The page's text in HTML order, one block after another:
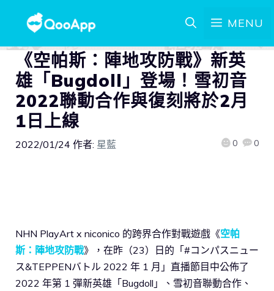
MENU
《空帕斯：陣地攻防戰》新英
雄「Bugdoll」登場！雪初音
2022聯動合作與復刻將於2月
1日上線
2022/01/24 作者: 星藍 0 0
NHN PlayArt x niconico 的跨界合作對戰遊戲《空帕
斯：陣地攻防戰》，在昨（23）日的「#コンパスニュー
ス&TEPPENバトル 2022 年 1 月」直播節目中公佈了
2022 年第 1 彈新英雄「Bugdoll」、雪初音聯動合作、